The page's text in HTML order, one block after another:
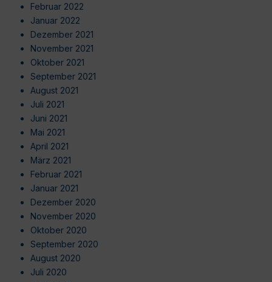
Februar 2022
Januar 2022
Dezember 2021
November 2021
Oktober 2021
September 2021
August 2021
Juli 2021
Juni 2021
Mai 2021
April 2021
März 2021
Februar 2021
Januar 2021
Dezember 2020
November 2020
Oktober 2020
September 2020
August 2020
Juli 2020